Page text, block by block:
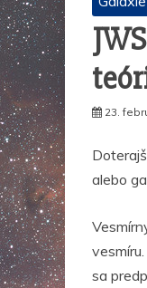
23.
alebo
sa